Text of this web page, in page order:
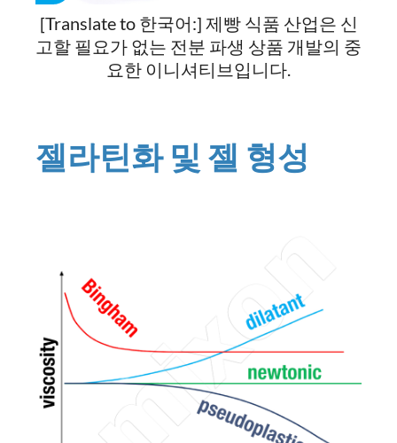
[Translate to 한국어:] 제빵 식품 산업은 신
고할 필요가 없는 전분 파생 상품 개발의 중
요한 이니셔티브입니다.
젤라틴화 및 젤 형성